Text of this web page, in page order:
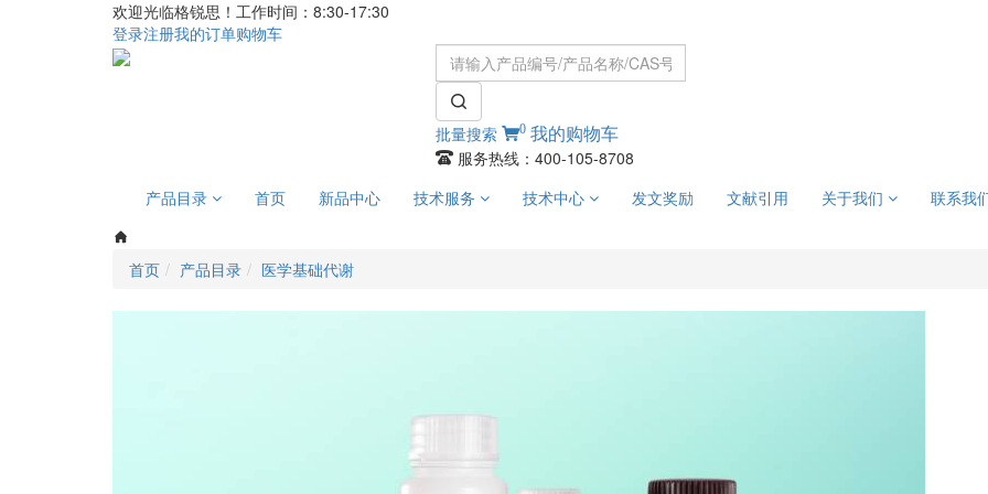
欢迎光临格锐思！工作时间：8:30-17:30
登录注册我的订单购物车
批量搜索 0我的购物车
服务热线：400-105-8708
产品目录
首页 新品中心 技术服务 技术中心 发文奖励 文献引用 关于我们 联系我
首页 产品目录 医学基础代谢